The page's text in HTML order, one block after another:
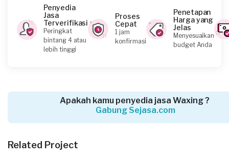
Fifah requested Waxing
Hampir 3 tahun yang lalu
Tangerang Selatan, Banten
Tangerang Selatan, Banten
Penyedia
Jasa
Terverifikasi
Peringkat
bintang 4 atau
lebih tinggi
Proses
Cepat
1 jam
konfirmasi
Penetapan
Harga yang
Jelas
Menyesuaikan
budget Anda
Apakah kamu penyedia jasa Waxing ?
Gabung Sejasa.com
Related Project